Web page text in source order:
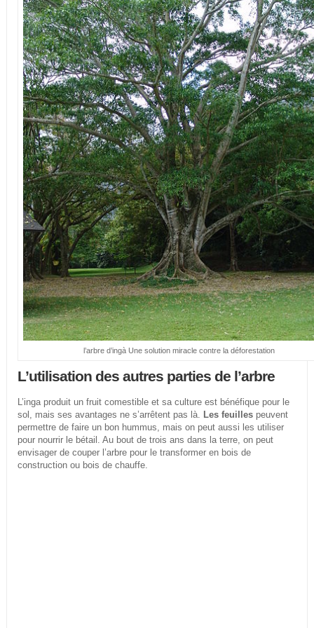
l’arbre d’ingà Une solution miracle contre la déforestation
L’utilisation des autres parties de l’arbre
L’inga produit un fruit comestible et sa culture est bénéfique pour le
sol, mais ses avantages ne s’arrêtent pas là. Les feuillespeuvent
permettre de faire un bon hummus, mais on peut aussi les utiliser
pour nourrir le bétail. Au bout de trois ans dans la terre, on peut
envisager de couper l’arbre pour le transformer en bois de
construction ou bois de chauffe.